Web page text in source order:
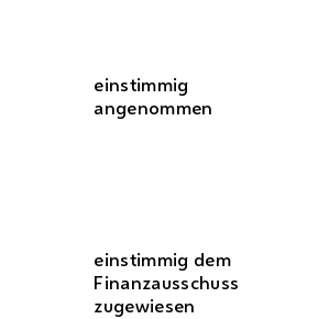
einstimmig
angenommen
einstimmig dem
Finanzausschuss
zugewiesen